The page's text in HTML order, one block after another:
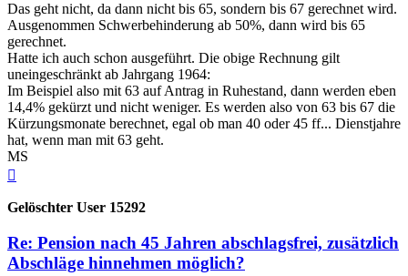
Das geht nicht, da dann nicht bis 65, sondern bis 67 gerechnet wird.
Ausgenommen Schwerbehinderung ab 50%, dann wird bis 65
gerechnet.
Hatte ich auch schon ausgeführt. Die obige Rechnung gilt
uneingeschränkt ab Jahrgang 1964:
Im Beispiel also mit 63 auf Antrag in Ruhestand, dann werden eben
14,4% gekürzt und nicht weniger. Es werden also von 63 bis 67 die
Kürzungsmonate berechnet, egal ob man 40 oder 45 ff... Dienstjahre
hat, wenn man mit 63 geht.
MS
Gelöschter User 15292
Re: Pension nach 45 Jahren abschlagsfrei, zusätzlich
Abschläge hinnehmen möglich?